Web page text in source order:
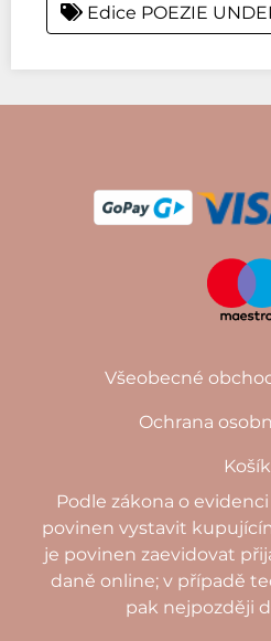
Edice POEZIE
Všeobecné
Ochrana
Košík
Podle zákona o
povinen vystavit
je povinen zaevidovat
daně online; v případě
pak nejpozději